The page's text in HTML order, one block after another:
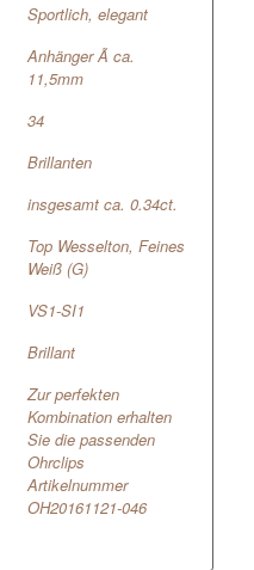
Sportlich, elegant
Anhänger Ã ca.
11,5mm
34
Brillanten
insgesamt ca. 0.34ct.
Top Wesselton, Feines
Weiß (G)
VS1-SI1
Brillant
Zur perfekten
Kombination erhalten
Sie die passenden
Ohrclips
Artikelnummer
OH20161121-046